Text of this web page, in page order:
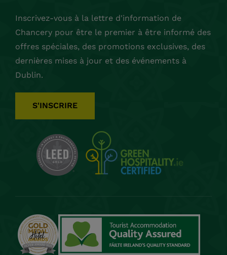
Inscrivez-vous à la lettre d'information de
Chancery pour être le premier à être informé des
offres spéciales, des promotions exclusives, des
dernières mises à jour et des événements à
Dublin.
S'INSCRIRE